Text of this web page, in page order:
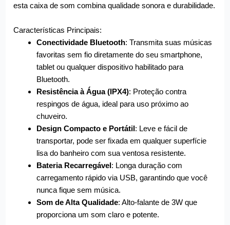
esta caixa de som combina qualidade sonora e durabilidade.
Características Principais:
Conectividade Bluetooth: Transmita suas músicas
favoritas sem fio diretamente do seu smartphone,
tablet ou qualquer dispositivo habilitado para
Bluetooth.
Resistência à Água (IPX4): Proteção contra
respingos de água, ideal para uso próximo ao
chuveiro.
Design Compacto e Portátil: Leve e fácil de
transportar, pode ser fixada em qualquer superfície
lisa do banheiro com sua ventosa resistente.
Bateria Recarregável: Longa duração com
carregamento rápido via USB, garantindo que você
nunca fique sem música.
Som de Alta Qualidade: Alto-falante de 3W que
proporciona um som claro e potente.